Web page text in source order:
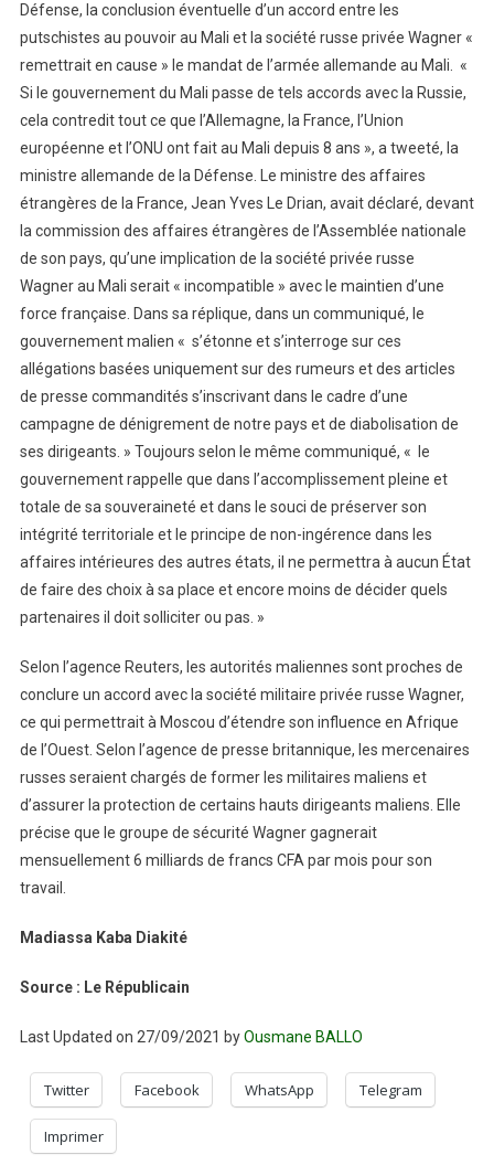
Défense, la conclusion éventuelle d’un accord entre les
putschistes au pouvoir au Mali et la société russe privée Wagner «
remettrait en cause » le mandat de l’armée allemande au Mali. «
Si le gouvernement du Mali passe de tels accords avec la Russie,
cela contredit tout ce que l’Allemagne, la France, l’Union
européenne et l’ONU ont fait au Mali depuis 8 ans », a tweeté, la
ministre allemande de la Défense. Le ministre des affaires
étrangères de la France, Jean Yves Le Drian, avait déclaré, devant
la commission des affaires étrangères de l’Assemblée nationale
de son pays, qu’une implication de la société privée russe
Wagner au Mali serait « incompatible » avec le maintien d’une
force française. Dans sa réplique, dans un communiqué, le
gouvernement malien « s’étonne et s’interroge sur ces
allégations basées uniquement sur des rumeurs et des articles
de presse commandités s’inscrivant dans le cadre d’une
campagne de dénigrement de notre pays et de diabolisation de
ses dirigeants. » Toujours selon le même communiqué, « le
gouvernement rappelle que dans l’accomplissement pleine et
totale de sa souveraineté et dans le souci de préserver son
intégrité territoriale et le principe de non-ingérence dans les
affaires intérieures des autres états, il ne permettra à aucun État
de faire des choix à sa place et encore moins de décider quels
partenaires il doit solliciter ou pas. »
Selon l’agence Reuters, les autorités maliennes sont proches de
conclure un accord avec la société militaire privée russe Wagner,
ce qui permettrait à Moscou d’étendre son influence en Afrique
de l’Ouest. Selon l’agence de presse britannique, les mercenaires
russes seraient chargés de former les militaires maliens et
d’assurer la protection de certains hauts dirigeants maliens. Elle
précise que le groupe de sécurité Wagner gagnerait
mensuellement 6 milliards de francs CFA par mois pour son
travail.
Madiassa Kaba Diakité
Source : Le Républicain
Last Updated on 27/09/2021 byOusmane BALLO
Twitter Facebook WhatsApp Telegram
Imprimer